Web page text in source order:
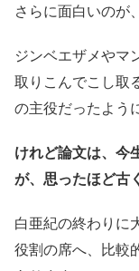
さらに面白いのが
ジンベエザメやマ
取りこんでこし取
の主役だったよう
けれど論文は、今
が、思ったほど古
白亜紀の終わりに
役割の席へ、比較